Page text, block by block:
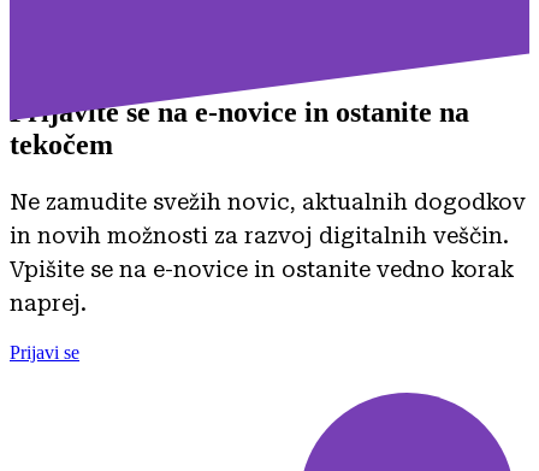
Prijavite se na e-novice in ostanite na
tekočem
Ne zamudite svežih novic, aktualnih dogodkov
in novih možnosti za razvoj digitalnih veščin.
Vpišite se na e-novice in ostanite vedno korak
naprej.
Prijavi se